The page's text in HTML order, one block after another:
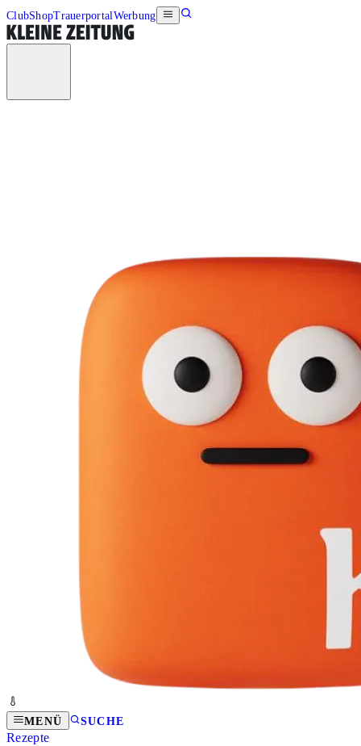
ClubShopTrauerportalWerbung
MENÜ SUCHE
Rezepte